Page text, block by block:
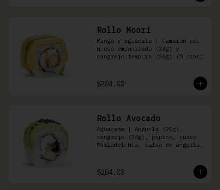
Rollo Moori
Mango y aguacate | Camarón con
queso empanizado (24g) y
cangrejo tempura (16g) (8 pzas)
$204.00
Rollo Avocado
Aguacate | Anguila (20g),
cangrejo (34g), pepino, queso
Philadelphia, salsa de anguila
$204.00